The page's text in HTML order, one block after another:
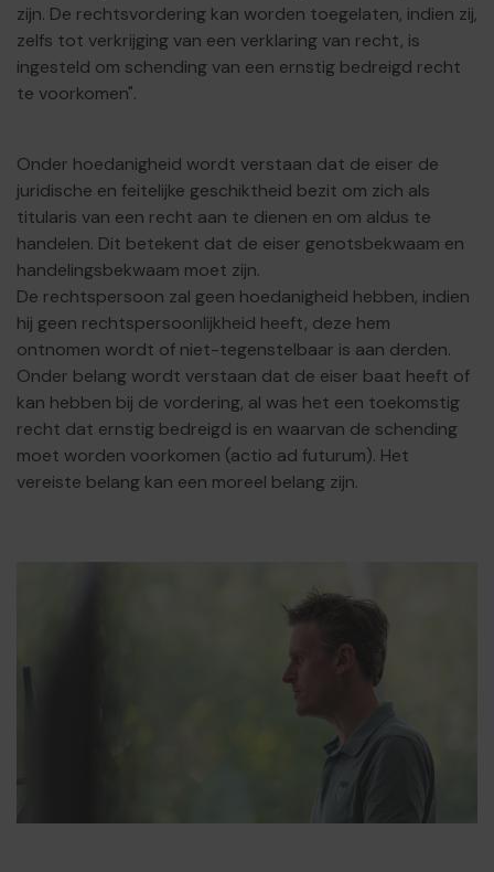
zijn. De rechtsvordering kan worden toegelaten, indien zij,
zelfs tot verkrijging van een verklaring van recht, is
ingesteld om schending van een ernstig bedreigd recht
te voorkomen".
Onder hoedanigheid wordt verstaan dat de eiser de
juridische en feitelijke geschiktheid bezit om zich als
titularis van een recht aan te dienen en om aldus te
handelen. Dit betekent dat de eiser genotsbekwaam en
handelingsbekwaam moet zijn.
De rechtspersoon zal geen hoedanigheid hebben, indien
hij geen rechtspersoonlijkheid heeft, deze hem
ontnomen wordt of niet-tegenstelbaar is aan derden.
Onder belang wordt verstaan dat de eiser baat heeft of
kan hebben bij de vordering, al was het een toekomstig
recht dat ernstig bedreigd is en waarvan de schending
moet worden voorkomen (actio ad futurum). Het
vereiste belang kan een moreel belang zijn.